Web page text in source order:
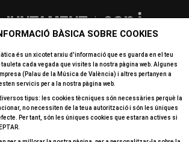
BÀSICA SOBRE COOKIES
és un xicotet arxiu d'informació que es guarda en el teu
cada vegada que visites la nostra pàgina web. Algunes
(Palau de la Música de València) i altres pertanyen a
servicis per a la nostra pàgina web.
tipus: les cookies tècniques són necessàries perquè la
no necessiten de la teua autorització i són les úniques
Per tant, són les úniques cookies que estaran actives si